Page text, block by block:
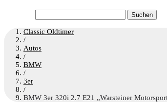
nach:
Classic Oldtimer
/
Autos
/
BMW
/
3er
/
BMW 3er 320i 2.7 E21 „Warsteiner